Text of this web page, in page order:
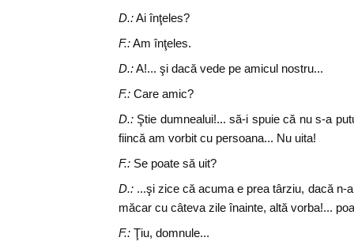
D.:Ai înţeles?
F.:Am înţeles.
D.:A!... şi dacă vede pe amicul nostru...
F.: Care amic?
D.: Ştie dumnealui!... să-i spuie că nu s-a
fiincă am vorbit cu persoana... Nu uita!
F.: Se poate să uit?
D.: ...şi zice că acuma e prea târziu, dacă n-
măcar cu câteva zile înainte, altă vorba!...
F.: Ţiu, domnule...